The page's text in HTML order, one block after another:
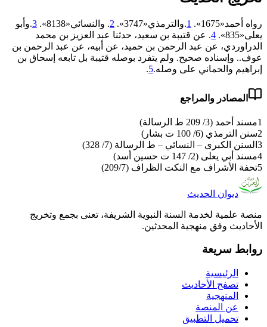
رواه أحمد«1675». 1.والترمذي«3747». 2. والنسائي«8138». 3.وأبو
يعلى«835».
4. عن قتيبة بن سعيد، حدثنا عبد العزيز بن محمد
الدراوردي، عن عبد الرحمن بن حميد، عن أبيه، عن عبد الرحمن بن
عوف.. وإسناده صحيح. ولم يتفرد بوصله قتيبة بل تابعه إسحاق بن
إبراهيم والحماني على وصله.5
.
المصادر والمراجع
1مسند أحمد (3/ 209 ط الرسالة)
2سنن الترمذي (6/ 100 ت بشار)
3 السنن الكبرى – النسائي – ط الرسالة (7/ 328)
4مسند أبي يعلى (2/ 147 ت حسين أسد)
5تحفة الأشراف مع النكت الظراف (209/7)
ديوان الحديث
منصة علمية لخدمة السنة النبوية الشريفة، تعنى بجمع وتخريج
الأحاديث وفق منهجية المحدثين.
روابط سريعة
الرئيسية
تصفح الأحاديث
المنهجية
عن المنصة
تحميل التطبيق